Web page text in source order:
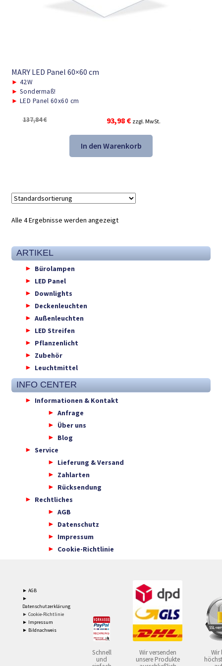
MARY LED Panel 60×60 cm
► 42W
► Sondermaß!
► LED Panel 60x60 cm
137,84€
Ursprünglicher
Preis
war:
137,84 €
93,98 €Aktueller
Preis
ist:
93,98 €.
zzgl. MwSt.
In den Warenkorb
Alle 4 Ergebnisse werden angezeigt
ARTIKEL
Bürolampen
LED Panel
Downlights
Deckenleuchten
Außenleuchten
LED Streifen
Pflanzenlicht
Zubehör
Leuchtmittel
INFO CENTER
Informationen & Kontakt
Anfrage
Über uns
Blog
Service
Lieferung & Versand
Zahlarten
Rücksendung
Rechtliches
AGB
Datenschutz
Impressum
Cookie-Richtlinie
► AGB
►
Datenschutzerklärung
► Cookie-Richtlinie
► Impressum
► Bildnachweis
Schnell
und
Wir versenden
unsere Produkte
Wir